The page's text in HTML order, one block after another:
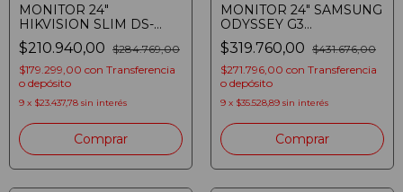
MONITOR 24"
HIKVISION SLIM DS-
D5024F2-AV2 HD
VGA+HDMI
$210.940,00 $284.769,00
$179.299,00 con Transferencia
o depósito
9 x $23.437,78 sin interés
MONITOR 24" SAMSUNG
ODYSSEY G3
LS24BG300ELCZB
GAMER FULLHD 144HZ
1MS HDMI DP
$319.760,00 $431.676,00
$271.796,00 con Transferencia
o depósito
9 x $35.528,89 sin interés